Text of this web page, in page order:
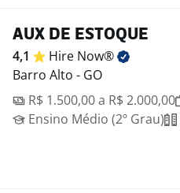
AUX DE ESTOQUE
4,1 Hire Now®
Barro Alto - GO
R$ 1.500,00 a R$ 2.000,00
Ensino Médio (2º Grau)